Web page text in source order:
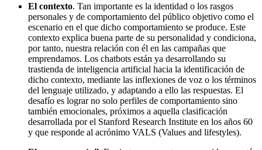
El contexto. Tan importante es la identidad o los rasgos
personales y de comportamiento del público objetivo como el
escenario en el que dicho comportamiento se produce. Este
contexto explica buena parte de su personalidad y condiciona,
por tanto, nuestra relación con él en las campañas que
emprendamos. Los chatbots están ya desarrollando su
trastienda de inteligencia artificial hacia la identificación de
dicho contexto, mediante las inflexiones de voz o los términos
del lenguaje utilizado, y adaptando a ello las respuestas. El
desafío es lograr no solo perfiles de comportamiento sino
también emocionales, próximos a aquella clasificación
desarrollada por el Stanford Research Institute en los años 60
y que responde al acrónimo VALS (Values and lifestyles).